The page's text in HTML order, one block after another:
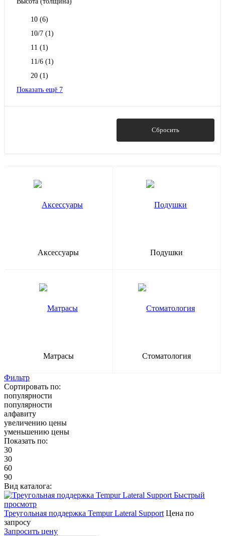
10 (6)
10/7 (1)
11 (1)
11/6 (1)
20 (1)
Показать ещё 7
Сбросить
Аксессуары Подушки
Матрасы Стоматология
Фильтр
Сортировать по:
популярности
популярности
алфавиту
увеличению цены
уменьшению цены
Показать по:
30
30
60
90
Вид каталога:
Быстрый
просмотр
Треугольная поддержка Tempur Lateral Support Цена по
запросу
Запросить цену